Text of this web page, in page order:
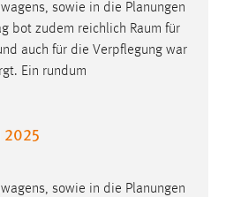
sowie in die Planungen
bot zudem reichlich Raum für
auch für die Verpflegung war
Ein rundum
2025
sowie in die Planungen
Informationen anonym.
Website nutzen.